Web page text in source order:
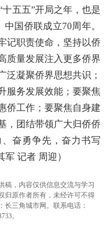
五五”开局之年，也是
国侨联成立70周年。
记职责使命，坚持以侨
质量发展注入更多侨界
泛凝聚侨界思想共识；
服务发展效能；要聚焦
侨工作；要聚焦自身建
，团结带领广大归侨侨
奋勇争先，奋力书写
记者 周迎）
稿，内容仅供信息交流与学习
归原作者所有，未经许可不得
长三角城市网。联系电话：
。